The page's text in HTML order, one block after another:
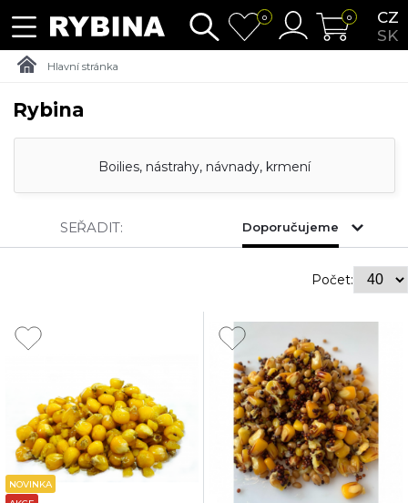
CZ
SK
0 0
Hlavní stránka
Rybina
Boilies, nástrahy, návnady, krmení
SEŘADIT: Doporučujeme
Počet:
NOVINKA